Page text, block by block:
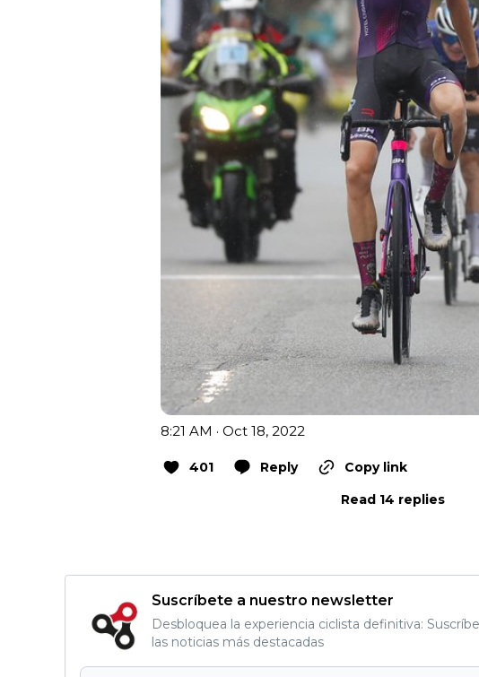
8:21 AM · Oct 18, 2022
401 Reply
Copy link
Read 14 replies
Suscríbete a nuestro newsletter
Desbloquea la experiencia ciclista definitiva:
las noticias más destacadas